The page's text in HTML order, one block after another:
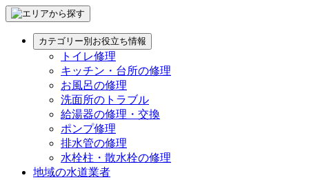
カテゴリー別お役立ち情報
トイレ修理
キッチン・台所の修理
お風呂の修理
洗面所のトラブル
給湯器の修理・交換
ポンプ修理
排水管の修理
水栓柱・散水栓の修理
地域の水道業者